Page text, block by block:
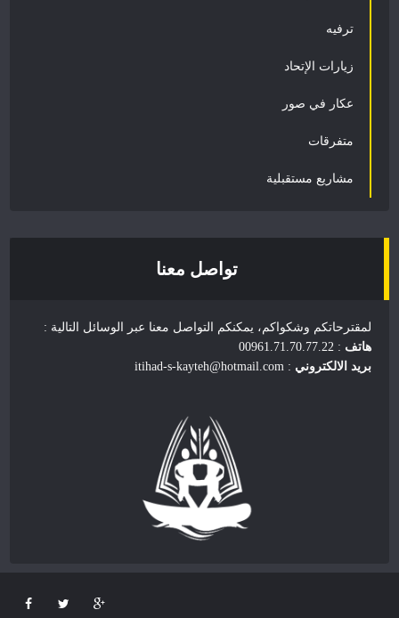
ترفيه
زيارات الإتحاد
عكار في صور
متفرقات
مشاريع مستقبلية
تواصل معنا
لمقترحاتكم وشكواكم، يمكنكم التواصل معنا عبر الوسائل التالية :
هاتف : 00961.71.70.77.22
بريد الالكتروني : itihad-s-kayteh@hotmail.com